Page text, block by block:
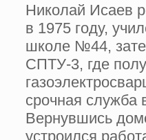
Николай Исаев
в 1975 году,
школе №44,
СПТУ-3, где
срочная служба
Вернувшись
устроился